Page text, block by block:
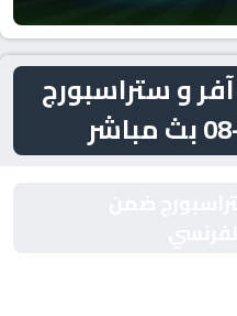
و ستراسبورج